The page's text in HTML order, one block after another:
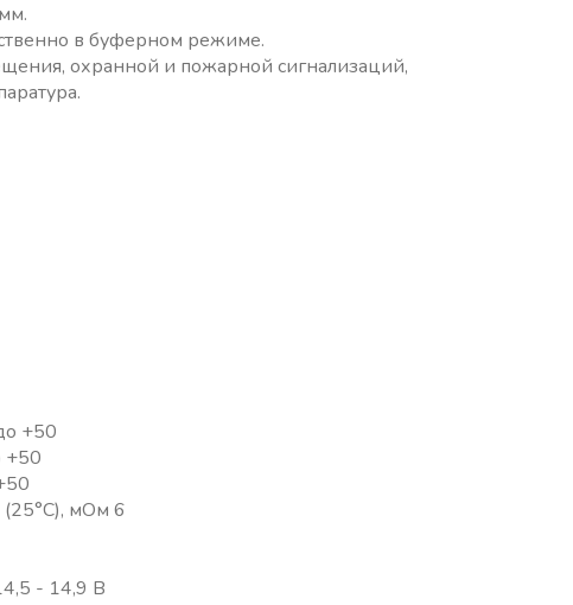
в буферном режиме.
охранной и пожарной сигнализаций,
+50
+50
(25°С), мОм 6
- 14,9 В